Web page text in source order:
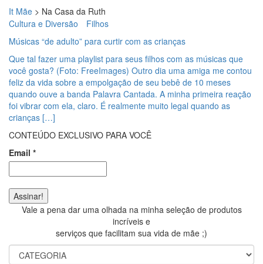
It Mãe > Na Casa da Ruth
Cultura e Diversão
Filhos
Músicas “de adulto” para curtir com as crianças
Que tal fazer uma playlist para seus filhos com as músicas que
você gosta? (Foto: FreeImages) Outro dia uma amiga me contou
feliz da vida sobre a empolgação de seu bebê de 10 meses
quando ouve a banda Palavra Cantada. A minha primeira reação
foi vibrar com ela, claro. É realmente muito legal quando as
crianças […]
CONTEÚDO EXCLUSIVO PARA VOCÊ
Email *
Vale a pena dar uma olhada na minha seleção de produtos
incríveis e
serviços que facilitam sua vida de mãe ;)